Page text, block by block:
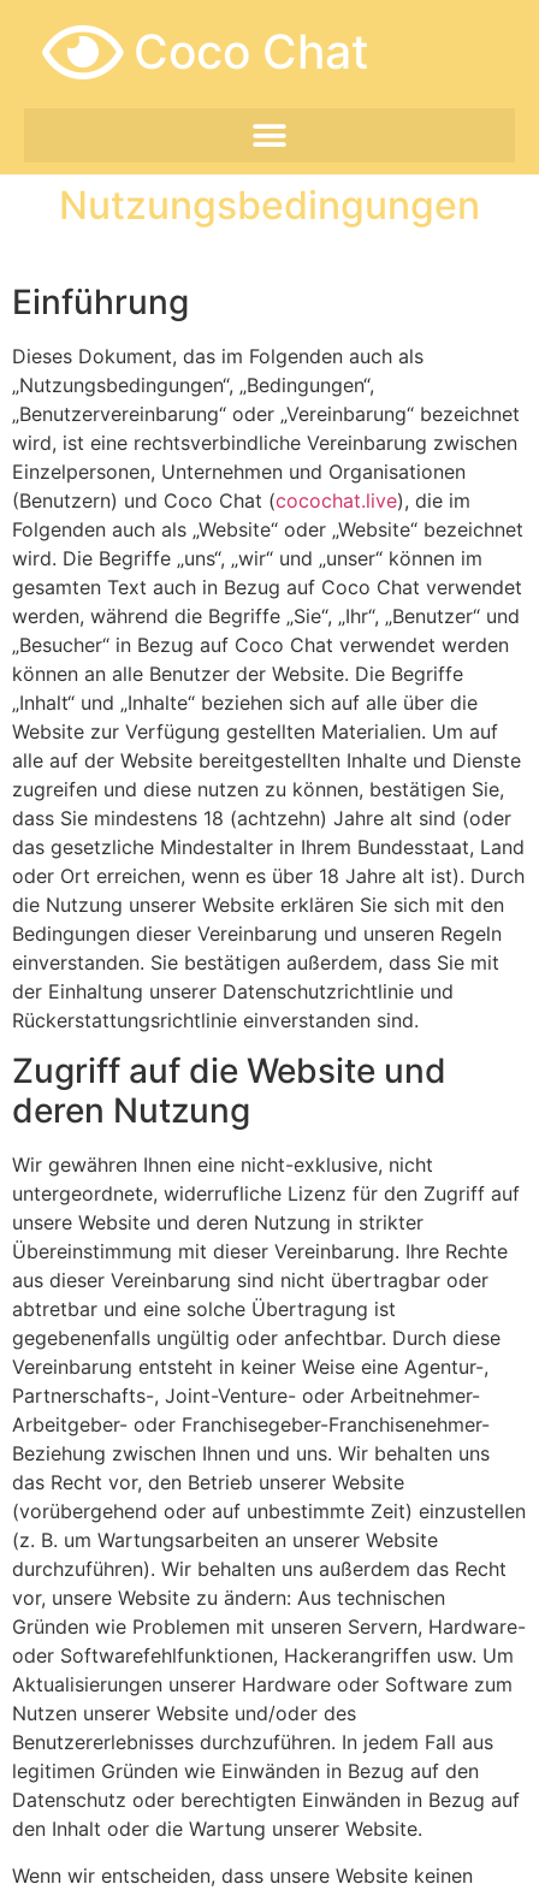
Coco Chat
Nutzungsbedingungen
Einführung
Dieses Dokument, das im Folgenden auch als
„Nutzungsbedingungen“, „Bedingungen“,
„Benutzervereinbarung“ oder „Vereinbarung“ bezeichnet
wird, ist eine rechtsverbindliche Vereinbarung zwischen
Einzelpersonen, Unternehmen und Organisationen
(Benutzern) und Coco Chat (cocochat.live), die im
Folgenden auch als „Website“ oder „Website“ bezeichnet
wird. Die Begriffe „uns“, „wir“ und „unser“ können im
gesamten Text auch in Bezug auf Coco Chat verwendet
werden, während die Begriffe „Sie“, „Ihr“, „Benutzer“ und
„Besucher“ in Bezug auf Coco Chat verwendet werden
können an alle Benutzer der Website. Die Begriffe
„Inhalt“ und „Inhalte“ beziehen sich auf alle über die
Website zur Verfügung gestellten Materialien. Um auf
alle auf der Website bereitgestellten Inhalte und Dienste
zugreifen und diese nutzen zu können, bestätigen Sie,
dass Sie mindestens 18 (achtzehn) Jahre alt sind (oder
das gesetzliche Mindestalter in Ihrem Bundesstaat, Land
oder Ort erreichen, wenn es über 18 Jahre alt ist). Durch
die Nutzung unserer Website erklären Sie sich mit den
Bedingungen dieser Vereinbarung und unseren Regeln
einverstanden. Sie bestätigen außerdem, dass Sie mit
der Einhaltung unserer Datenschutzrichtlinie und
Rückerstattungsrichtlinie einverstanden sind.
Zugriff auf die Website und
deren Nutzung
Wir gewähren Ihnen eine nicht-exklusive, nicht
untergeordnete, widerrufliche Lizenz für den Zugriff auf
unsere Website und deren Nutzung in strikter
Übereinstimmung mit dieser Vereinbarung. Ihre Rechte
aus dieser Vereinbarung sind nicht übertragbar oder
abtretbar und eine solche Übertragung ist
gegebenenfalls ungültig oder anfechtbar. Durch diese
Vereinbarung entsteht in keiner Weise eine Agentur-,
Partnerschafts-, Joint-Venture- oder Arbeitnehmer-
Arbeitgeber- oder Franchisegeber-Franchisenehmer-
Beziehung zwischen Ihnen und uns. Wir behalten uns
das Recht vor, den Betrieb unserer Website
(vorübergehend oder auf unbestimmte Zeit) einzustellen
(z. B. um Wartungsarbeiten an unserer Website
durchzuführen). Wir behalten uns außerdem das Recht
vor, unsere Website zu ändern: Aus technischen
Gründen wie Problemen mit unseren Servern, Hardware-
oder Softwarefehlfunktionen, Hackerangriffen usw. Um
Aktualisierungen unserer Hardware oder Software zum
Nutzen unserer Website und/oder des
Benutzererlebnisses durchzuführen. In jedem Fall aus
legitimen Gründen wie Einwänden in Bezug auf den
Datenschutz oder berechtigten Einwänden in Bezug auf
den Inhalt oder die Wartung unserer Website.
Wenn wir entscheiden, dass unsere Website keinen